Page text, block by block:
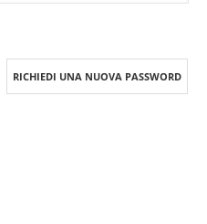
RICHIEDI UNA NUOVA PASSWORD